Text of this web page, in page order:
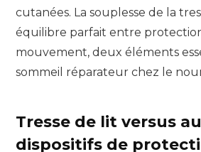
cutanées. La souplesse de la
équilibre parfait entre
mouvement, deux éléments
sommeil réparateur chez le
Tresse de lit versus
dispositifs de